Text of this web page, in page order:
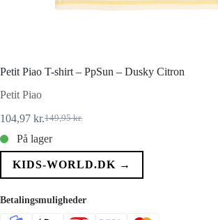
Petit Piao T-shirt – PpSun – Dusky Citron
Petit Piao
149,95kr.
Den
oprindelige
pris
var:
104,97 kr.Den
aktuelle
pris
er:
På lager
KIDS-WORLD.DK →
Betalingsmuligheder